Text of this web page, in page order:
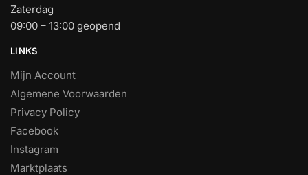
Zaterdag
09:00 – 13:00 geopend
LINKS
Mijn Account
Algemene Voorwaarden
Privacy Policy
Facebook
Instagram
Marktplaats